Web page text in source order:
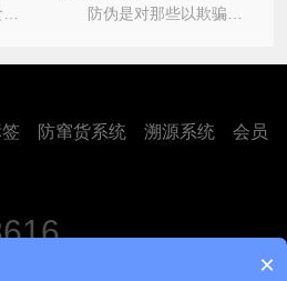
防窜货系统 溯源系统
会员
×